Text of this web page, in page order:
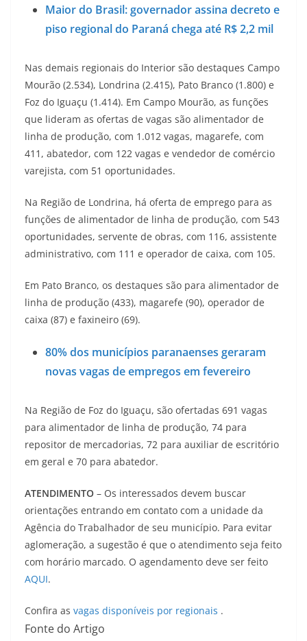
Maior do Brasil: governador assina decreto e
piso regional do Paraná chega até R$ 2,2 mil
Nas demais regionais do Interior são destaques Campo
Mourão (2.534), Londrina (2.415), Pato Branco (1.800) e
Foz do Iguaçu (1.414). Em Campo Mourão, as funções
que lideram as ofertas de vagas são alimentador de
linha de produção, com 1.012 vagas, magarefe, com
411, abatedor, com 122 vagas e vendedor de comércio
varejista, com 51 oportunidades.
Na Região de Londrina, há oferta de emprego para as
funções de alimentador de linha de produção, com 543
oportunidades, servente de obras, com 116, assistente
administrativo, com 111 e operador de caixa, com 105.
Em Pato Branco, os destaques são para alimentador de
linha de produção (433), magarefe (90), operador de
caixa (87) e faxineiro (69).
80% dos municípios paranaenses geraram
novas vagas de empregos em fevereiro
Na Região de Foz do Iguaçu, são ofertadas 691 vagas
para alimentador de linha de produção, 74 para
repositor de mercadorias, 72 para auxiliar de escritório
em geral e 70 para abatedor.
ATENDIMENTO – Os interessados devem buscar
orientações entrando em contato com a unidade da
Agência do Trabalhador de seu município. Para evitar
aglomeração, a sugestão é que o atendimento seja feito
com horário marcado. O agendamento deve ser feito
AQUI.
Confira as vagas disponíveis por regionais .
Fonte do Artigo